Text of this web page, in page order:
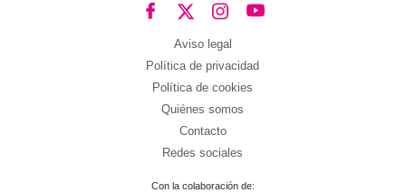
Aviso legal
Política de privacidad
Política de cookies
Quiénes somos
Contacto
Redes sociales
Con la colaboración de: